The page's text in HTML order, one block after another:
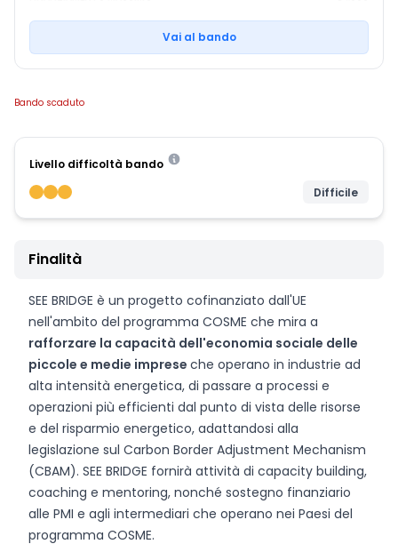
Vai al bando
Bando scaduto
Livello difficoltà bando
Difficile
Finalità
SEE BRIDGE è un progetto cofinanziato dall'UE
nell'ambito del programma COSME che mira a
rafforzare la capacità dell'economia sociale delle
piccole e medie imprese che operano in industrie ad
alta intensità energetica, di passare a processi e
operazioni più efficienti dal punto di vista delle risorse
e del risparmio energetico, adattandosi alla
legislazione sul Carbon Border Adjustment Mechanism
(CBAM). SEE BRIDGE fornirà attività di capacity building,
coaching e mentoring, nonché sostegno finanziario
alle PMI e agli intermediari che operano nei Paesi del
programma COSME.